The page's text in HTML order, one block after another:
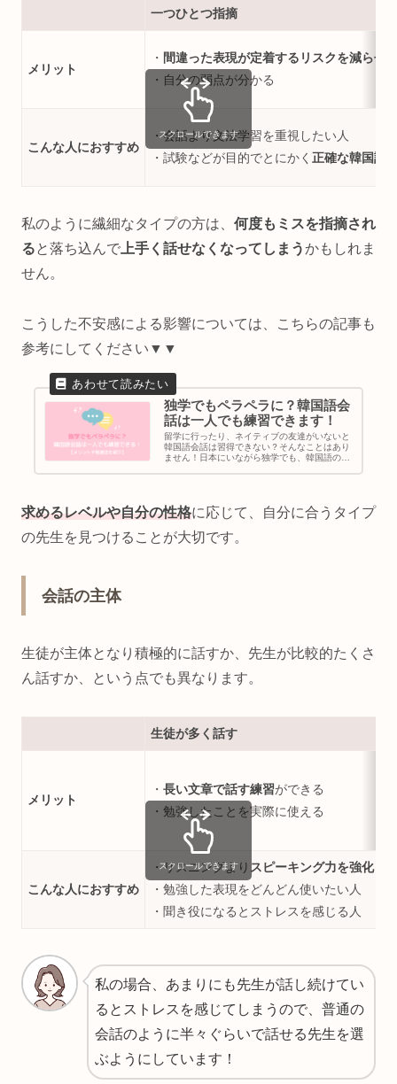
一つひとつ指摘
メリット
・ 間違った表現が定着するリスクを減らせ
・自分の弱点が分かる
こんな人におすすめ
・会話より文法学習を重視したい人
・試験などが目的でとにかく 正確な韓国語
スクロールできます
私のように繊細なタイプの方は、 何度もミスを指摘され
ると落ち込んで上手く話せなくなってしまうかもしれま
せん。
こうした不安感による影響については、こちらの記事も
参考にしてください▼▼
独学でもペラペラに？韓国語会
話は一人でも練習できます！
留学に行ったり、ネイティブの友達がいないと
韓国語会話は習得できない？そんなことはあり
ません！日本にいながら独学でも、韓国語の会
求めるレベルや自分の性格に応じて、自分に合うタイプ
の先生を見つけることが大切です。
会話の主体
生徒が主体となり積極的に話すか、先生が比較的たくさ
ん話すか、という点でも異なります。
生徒が多く話す
メリット
・ 長い文章で話す練習ができる
・勉強したことを実際に使える
こんな人におすすめ
・リスニングより スピーキング力を強化し
・勉強した表現をどんどん使いたい人
・聞き役になるとストレスを感じる人
スクロールできます
私の場合、あまりにも先生が話し続けてい
るとストレスを感じてしまうので、普通の
会話のように半々ぐらいで話せる先生を選
ぶようにしています！